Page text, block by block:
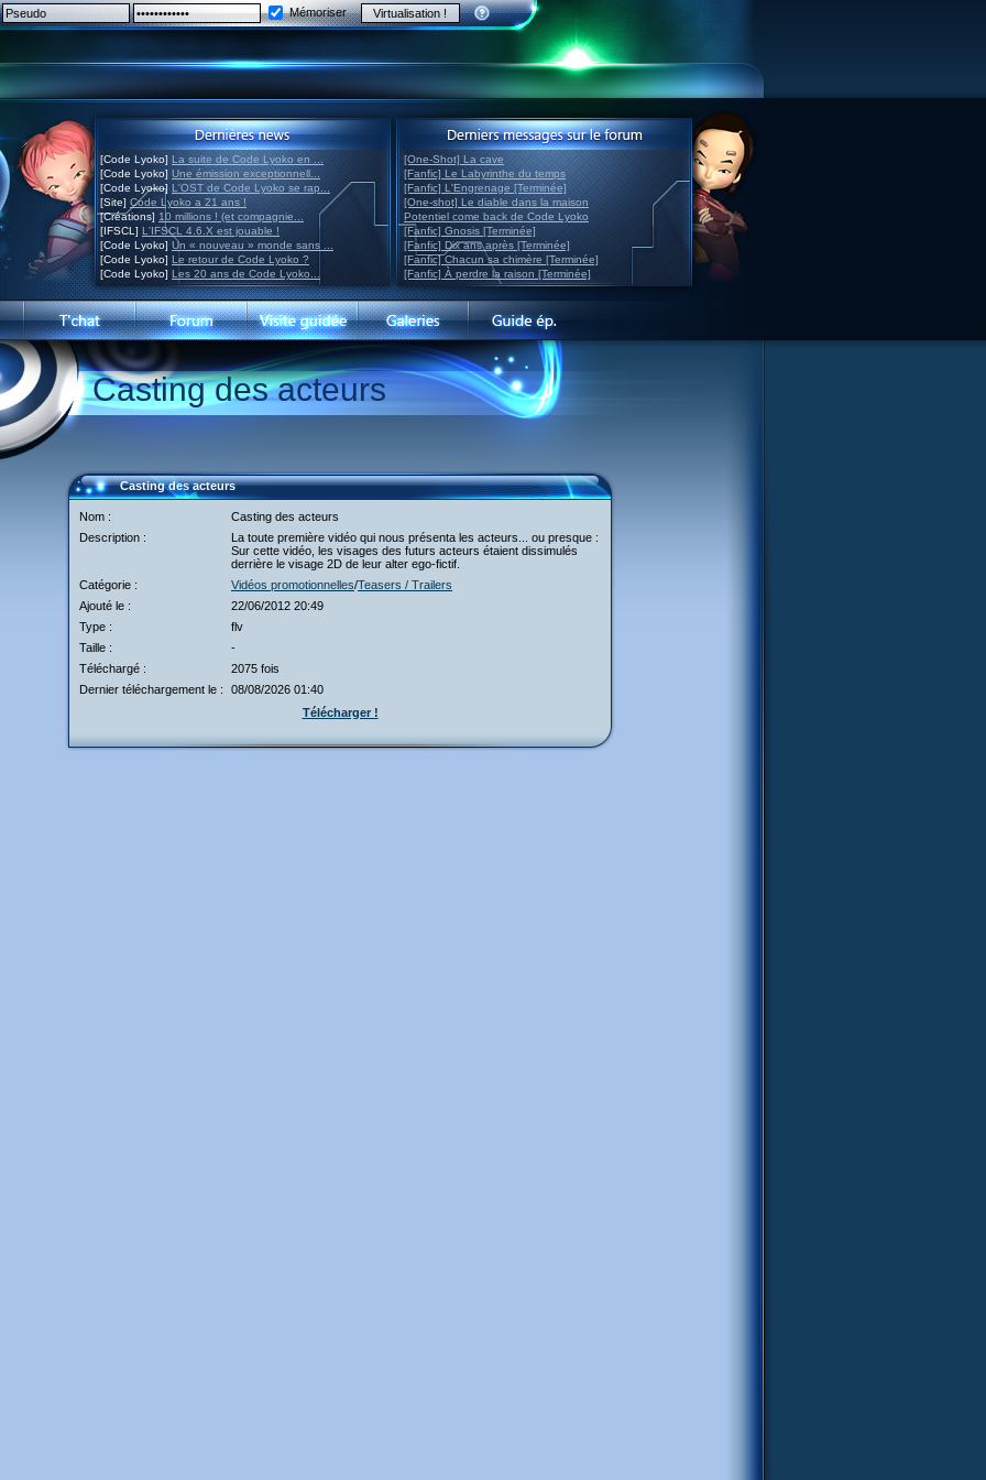
Mémoriser
[Code Lyoko] La suite de Code Lyoko en ...
[Code Lyoko] Une émission exceptionnell...
[Code Lyoko] L'OST de Code Lyoko se rap...
[Site] Code Lyoko a 21 ans !
[Créations] 10 millions ! (et compagnie...
[IFSCL] L'IFSCL 4.6.X est jouable !
[Code Lyoko] Un « nouveau » monde sans ...
[Code Lyoko] Le retour de Code Lyoko ?
[Code Lyoko] Les 20 ans de Code Lyoko...
[One-Shot] La cave
[Fanfic] Le Labyrinthe du temps
[Fanfic] L'Engrenage [Terminée]
[One-shot] Le diable dans la maison
Potentiel come back de Code Lyoko
[Fanfic] Gnosis [Terminée]
[Fanfic] Dix ans après [Terminée]
[Fanfic] Chacun sa chimère [Terminée]
[Fanfic] À perdre la raison [Terminée]
Casting des acteurs
Casting des acteurs
Nom :
Casting des acteurs
Description :
La toute première vidéo qui nous présenta les acteurs... ou presque :
Sur cette vidéo, les visages des futurs acteurs étaient dissimulés
derrière le visage 2D de leur alter ego-fictif.
Catégorie :
Vidéos promotionnelles/Teasers / Trailers
Ajouté le :
22/06/2012 20:49
Type :
flv
Taille :
-
Téléchargé :
2075 fois
Dernier téléchargement le :
08/08/2026 01:40
Télécharger !